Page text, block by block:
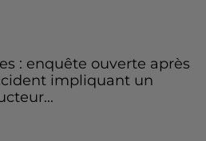
: enquête ouverte après
impliquant un